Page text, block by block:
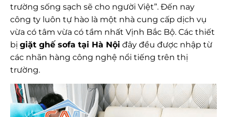
trường sống sạch sẽ cho người Việt”. Đến nay
công ty luôn tự hào là một nhà cung cấp dịch vụ
vừa có tâm vừa có tầm nhất Vịnh Bắc Bộ. Các thiết
bị giặt ghế sofa tại Hà Nội đây đều được nhập từ
các nhãn hàng công nghệ nổi tiếng trên thị
trường.